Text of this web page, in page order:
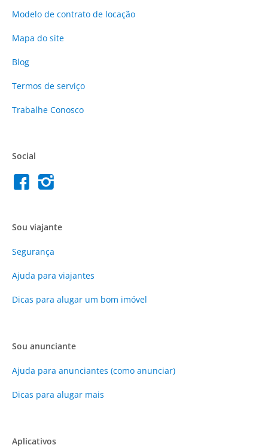
Modelo de contrato de locação
Mapa do site
Blog
Termos de serviço
Trabalhe Conosco
Social
Sou viajante
Segurança
Ajuda para viajantes
Dicas para alugar um bom imóvel
Sou anunciante
Ajuda para anunciantes (como anunciar)
Dicas para alugar mais
Aplicativos